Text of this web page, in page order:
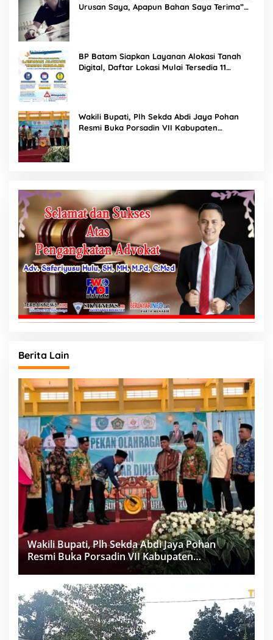
Urusan Saya, Apapun Bahan Saya Terima”
BP Batam Siapkan Layanan Alokasi Tanah
Digital, Daftar Lokasi Mulai Tersedia 11
Wakili Bupati, Plh Sekda Abdi Jaya Pohan
Resmi Buka Porsadin VII Kabupaten
Berita Lain
Wakili Bupati, Plh Sekda Abdi Jaya Pohan
Resmi Buka Porsadin VII Kabupaten